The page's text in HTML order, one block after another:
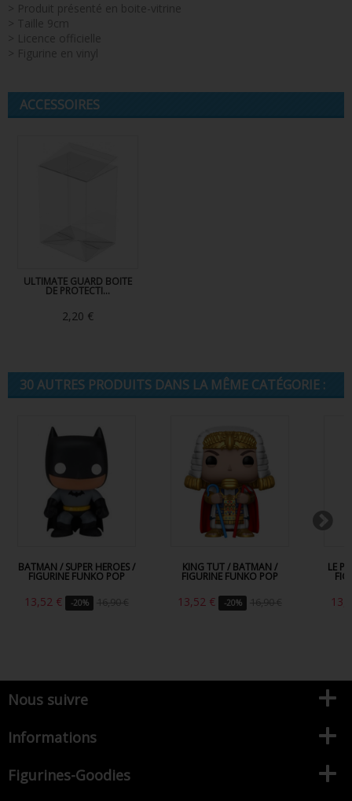
> Produit présenté en boite-vitrine
> Taille 9cm
> Licence officielle
> Figurine en vinyl
ACCESSOIRES
ULTIMATE GUARD BOITE
DE PROTECTI...
2,20 €
30 AUTRES PRODUITS DANS LA MÊME CATÉGORIE :
BATMAN / SUPER HEROES /
FIGURINE FUNKO POP
13,52 € -20% 16,90 €
KING TUT / BATMAN /
FIGURINE FUNKO POP
13,52 € -20% 16,90 €
LE
Nous suivre
Informations
Figurines-Goodies